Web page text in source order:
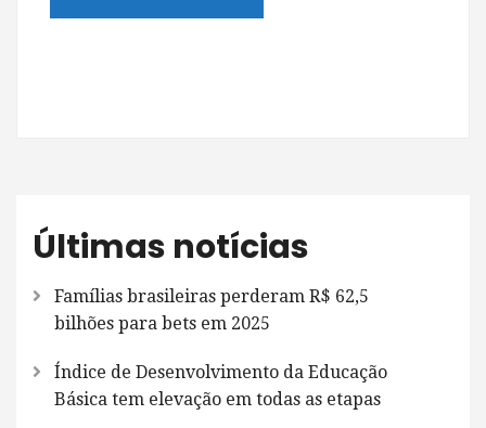
Últimas notícias
Famílias brasileiras perderam R$ 62,5
bilhões para bets em 2025
Índice de Desenvolvimento da Educação
Básica tem elevação em todas as etapas